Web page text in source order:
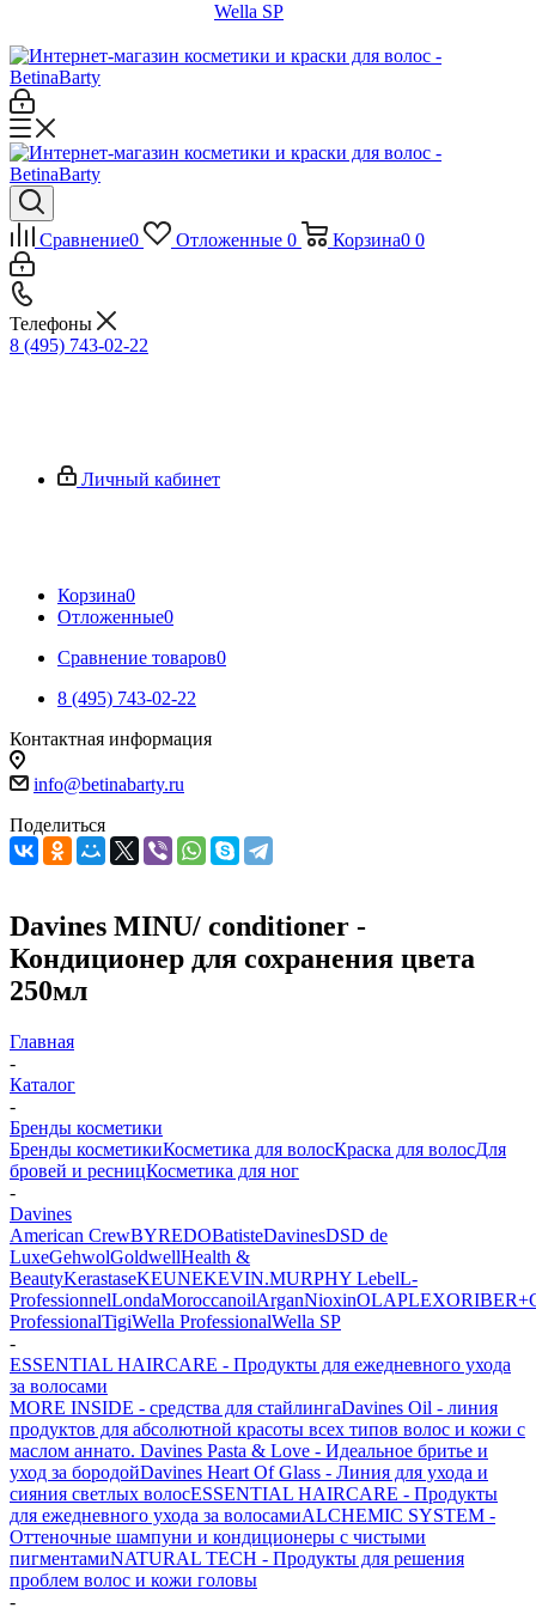
Wella SP
Сравнение0 Отложенные 0 Корзина0 0
Телефоны
8 (495) 743-02-22
Личный кабинет
Корзина0
Отложенные0
Сравнение товаров0
8 (495) 743-02-22
Контактная информация
info@betinabarty.ru
Поделиться
Davines MINU/ conditioner -
Кондиционер для сохранения цвета
250мл
Главная
-
Каталог
-
Бренды косметики
Бренды косметикиКосметика для волосКраска для волосДля
бровей и ресницКосметика для ног
-
Davines
American CrewBYREDOBatisteDavinesDSD de
LuxeGehwolGoldwellHealth &
BeautyKerastaseKEUNEKEVIN.MURPHY LebelL-
ProfessionnelLondaMoroccanoilArganNiохinOLAPLEXORIBE
ProfessionalTigiWella ProfessionalWella SP
-
ESSENTIAL HAIRCARE - Продукты для ежедневного ухода
за волосами
MORE INSIDE - средства для стайлингаDavines Oil - линия
продуктов для абсолютной красоты всех типов волос и кожи с
маслом аннато. Davines Pasta & Love - Идеальное бритье и
уход за бородойDavines Heart Of Glass - Линия для ухода и
сияния светлых волосESSENTIAL HAIRCARE - Продукты
для ежедневного ухода за волосамиALCHEMIC SYSTEM -
Оттеночные шампуни и кондиционеры с чистыми
пигментамиNATURAL TECH - Продукты для решения
проблем волос и кожи головы
-